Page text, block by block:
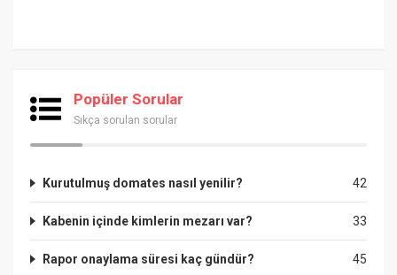
Popüler Sorular
Sıkça sorulan sorular
42
Kurutulmuş domates nasıl yenilir?
33
Kabenin içinde kimlerin mezarı var?
45
Rapor onaylama süresi kaç gündür?